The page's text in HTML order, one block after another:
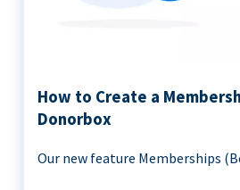
How to Create a
Donorbox
Our new feature Memberships